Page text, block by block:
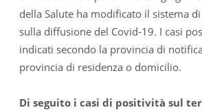
della Salute ha modificato il sistema
sulla diffusione del Covid-19. I casi
indicati secondo la provincia di
provincia di residenza o domicilio.
Di seguito i casi di positività sul